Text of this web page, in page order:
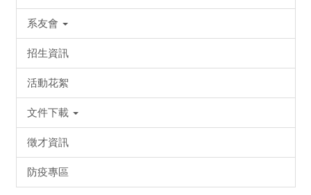
系友會
招生資訊
活動花絮
文件下載
徵才資訊
防疫專區